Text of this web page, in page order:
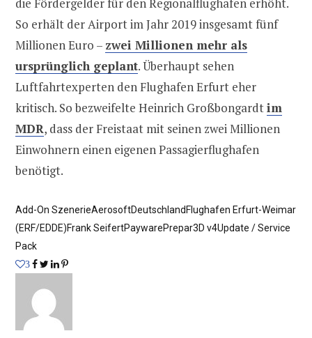
So erhält der Airport im Jahr 2019 insgesamt fünf
Millionen Euro – zwei Millionen mehr als
ursprünglich geplant. Überhaupt sehen
Luftfahrtexperten den Flughafen Erfurt eher
kritisch. So bezweifelte Heinrich Großbongardtim
MDR, dass der Freistaat mit seinen zwei Millionen
Einwohnern einen eigenen Passagierflughafen
benötigt.
Add-On SzenerieAerosoftDeutschland Flughafen Erfurt-Weimar
(ERF/EDDE)Frank SeifertPaywarePrepar3D v4Update / Service
Pack
3